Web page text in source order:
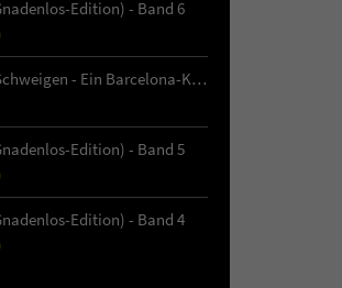
Edition) - Band 6
Ich bin ihr Schweigen - Ein Barcelona-Krimi (1)
Edition) - Band 5
Edition) - Band 4